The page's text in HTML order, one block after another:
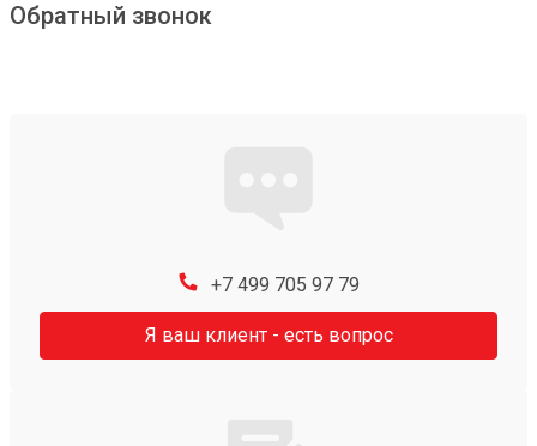
Обратный звонок
+7 499 705 97 79
Я ваш клиент - есть вопрос